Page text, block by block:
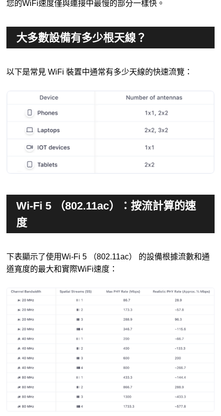
您的WiFi速度僅與連接中最慢的部分一樣快。
大多數設備有多少根天線？
以下是常見 WiFi 裝置中通常有多少天線的快速流覽：
Wi-Fi 5 （802.11ac）：按流計算的速
度
下表顯示了使用Wi-Fi 5 （802.11ac） 的設備根據流數和通
道寬度的最大和實際WiFi速度：